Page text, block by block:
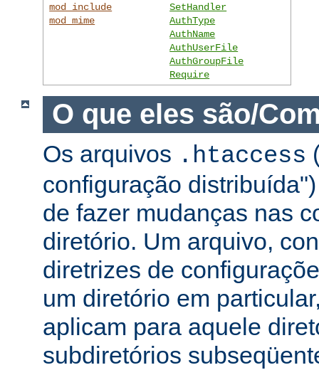
mod_include
mod_mime
SetHandler
AuthType
AuthName
AuthUserFile
AuthGroupFile
Require
O que eles são/
Os arquivos .htaccess
configuração
de fazer mudanças nas
diretório. Um arquivo,
diretrizes de
um diretório em
aplicam para aquele
subdiretórios